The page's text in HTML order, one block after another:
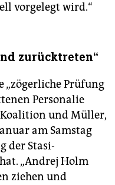
vorgelegt wird.“
zurücktreten“
Prüfung
Personalie
Koalition und Müller,
am Samstag
der Stasi-
„Andrej Holm
ziehen und